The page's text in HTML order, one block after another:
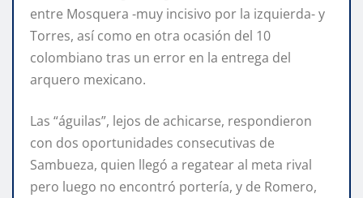
entre Mosquera -muy incisivo por la izquierda- y
Torres, así como en otra ocasión del 10
colombiano tras un error en la entrega del
arquero mexicano.
Las “águilas”, lejos de achicarse, respondieron
con dos oportunidades consecutivas de
Sambueza, quien llegó a regatear al meta rival
pero luego no encontró portería, y de Romero,